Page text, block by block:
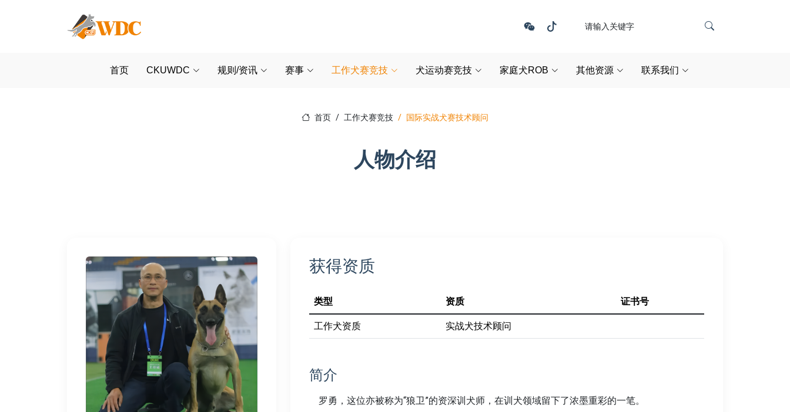
首页 CKUWDC 规则/资讯 赛事 工作犬赛竞技 犬运动赛竞技 家庭犬ROB 其他资源 联系我们
首页 工作犬赛竞技 国际实战犬赛技术顾问
人物介绍
获得资质
类型 资质 证书号
工作犬资质 实战犬技术顾问
简介
罗勇，这位亦被称为“狼卫”的资深训犬师，在训犬领域留下了浓墨重彩的一笔。